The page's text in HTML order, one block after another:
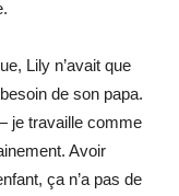
Lily n’avait que
de son papa.
je travaille comme
Avoir
ça n’a pas de